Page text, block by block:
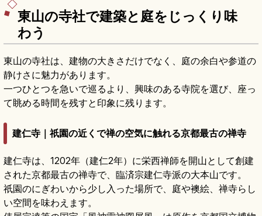
東山の寺社で建築と庭をじっくり味
わう
東山の寺社は、建物の大きさだけでなく、庭の余白や参道の
静けさに魅力があります。
一つひとつを急いで巡るより、興味のある寺院を選び、座っ
て眺める時間を残すと印象に残ります。
建仁寺｜祇園の近くで禅の空気に触れる京都最古の禅寺
建仁寺は、1202年（建仁2年）に栄西禅師を開山として創建
された京都最古の禅寺で、臨済宗建仁寺派の大本山です。
祇園のにぎわいから少し入った場所で、庭や襖絵、禅寺らし
い空間を味わえます。